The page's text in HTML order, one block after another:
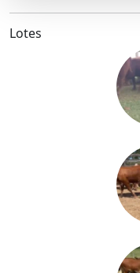
o e
Lotes